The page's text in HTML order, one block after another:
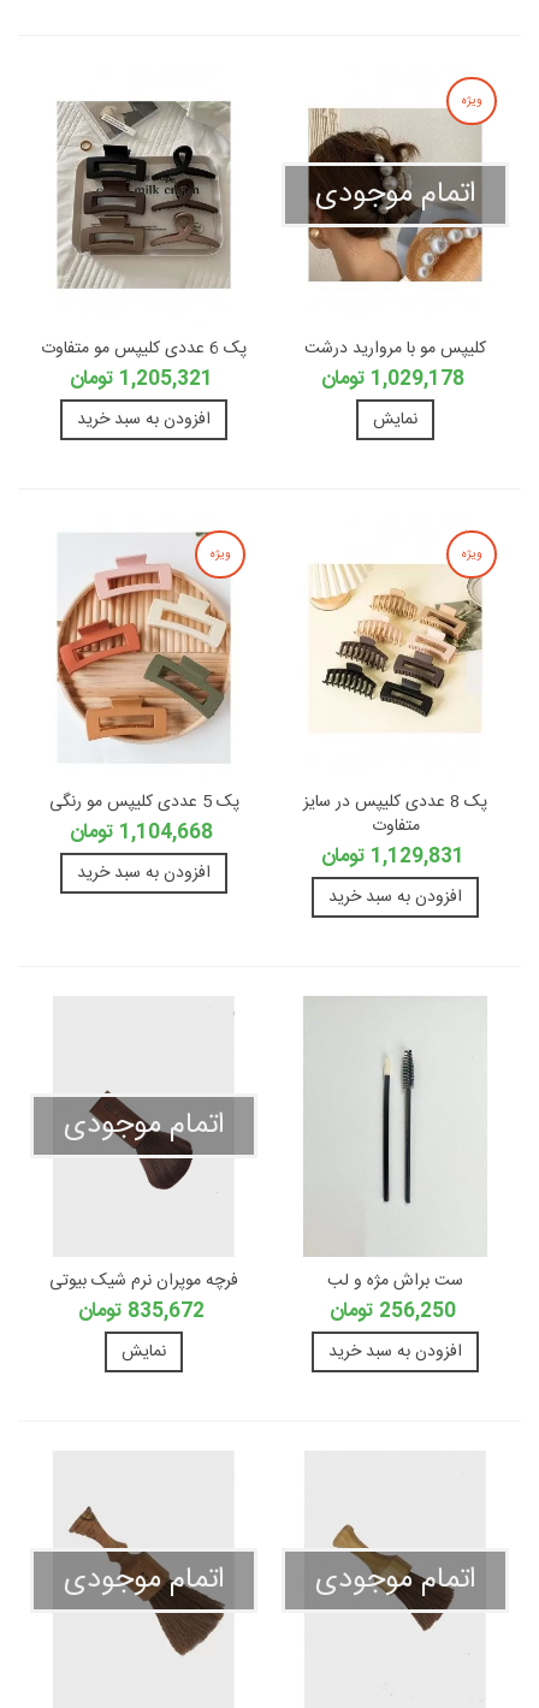
ویژه
اتمام موجودی
کلیپس مو با مروارید درشت
1,029,178 تومان
نمایش
پک 6 عددی کلیپس مو متفاوت
1,205,321 تومان
افزودن به سبد خرید
ویژه
پک 8 عددی کلیپس در سایز
متفاوت
1,129,831 تومان
افزودن به سبد خرید
ویژه
پک 5 عددی کلیپس مو رنگی
1,104,668 تومان
افزودن به سبد خرید
ست براش مژه و لب
256,250 تومان
افزودن به سبد خرید
اتمام موجودی
فرچه موپران نرم شیک بیوتی
835,672 تومان
نمایش
اتمام موجودی اتمام موجودی